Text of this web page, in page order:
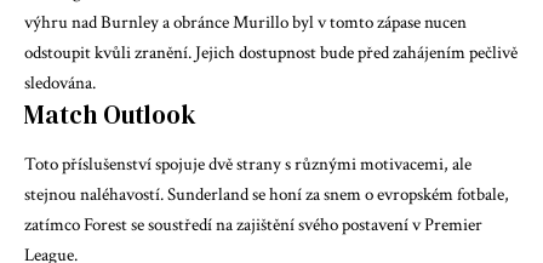
výhru nad Burnley a obránce Murillo byl v tomto zápase nucen
odstoupit kvůli zranění. Jejich dostupnost bude před zahájením pečlivě
sledována.
Match Outlook
Toto příslušenství spojuje dvě strany s různými motivacemi, ale
stejnou naléhavostí. Sunderland se honí za snem o evropském fotbale,
zatímco Forest se soustředí na zajištění svého postavení v Premier
League.